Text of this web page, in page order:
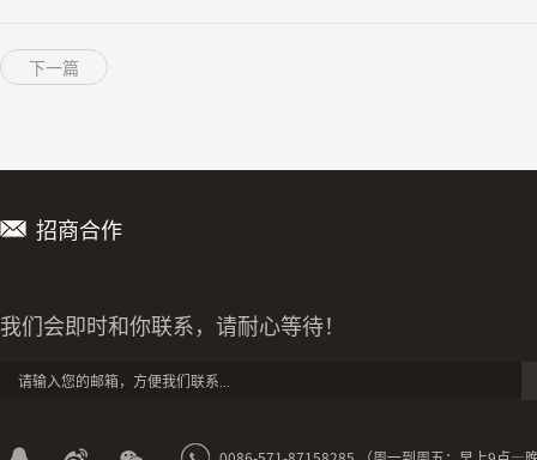
下一篇
招商合作
我们会即时和你联系，请耐心等待！